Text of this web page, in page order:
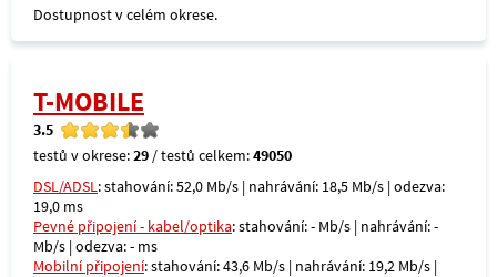
Dostupnost v celém okrese.
T-MOBILE
3.5
testů v okrese:29 / testů celkem:49050
DSL/ADSL: stahování: 52,0 Mb/s | nahrávání: 18,5 Mb/s | odezva:
19,0 ms
Pevné připojení - kabel/optika: stahování: - Mb/s | nahrávání: -
Mb/s | odezva: - ms
Mobilní připojení: stahování: 43,6 Mb/s | nahrávání: 19,2 Mb/s |